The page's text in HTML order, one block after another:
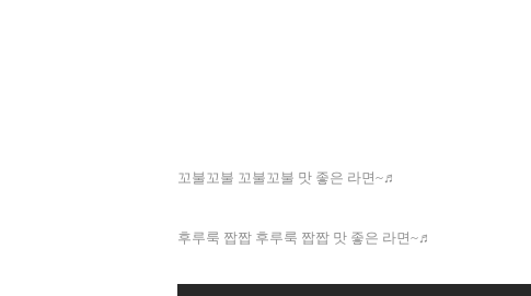
꼬불꼬불 꼬불꼬불 맛 좋은 라면~♬
후루룩 짭짭 후루룩 짭짭 맛 좋은 라면~♬